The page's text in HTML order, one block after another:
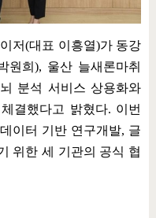
저(대표 이흥열)가 동강
원희), 울산 늘새론마취
분석 서비스 상용화와
결했다고 밝혔다. 이번
데이터 기반 연구개발, 글
위한 세 기관의 공식 협